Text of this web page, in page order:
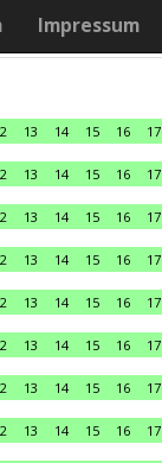
Impressum
13 14 15 16 17
13 14 15 16 17
13 14 15 16 17
13 14 15 16 17
13 14 15 16 17
13 14 15 16 17
13 14 15 16 17
13 14 15 16 17